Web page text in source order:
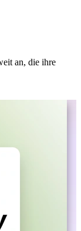
an, die ihre